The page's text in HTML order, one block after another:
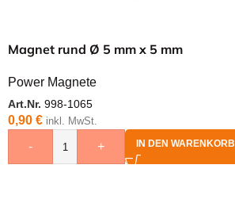
Magnet rund Ø 5 mm x 5 mm
Power Magnete
Art.Nr. 998-1065
0,90 € inkl. MwSt.
- + IN DEN WARENKORB